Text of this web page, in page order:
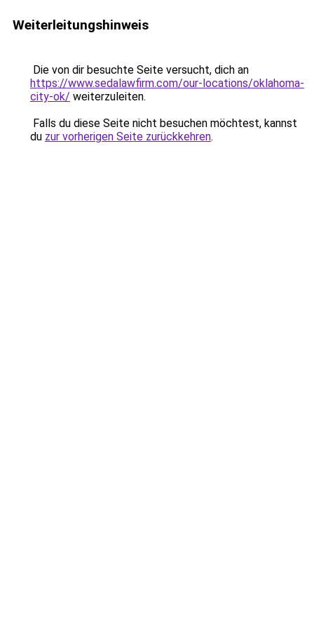
Weiterleitungshinweis
Die von dir besuchte Seite versucht, dich an
https://www.sedalawfirm.com/our-locations/oklahoma-
city-ok/ weiterzuleiten.
Falls du diese Seite nicht besuchen möchtest, kannst
du zur vorherigen Seite zurückkehren.